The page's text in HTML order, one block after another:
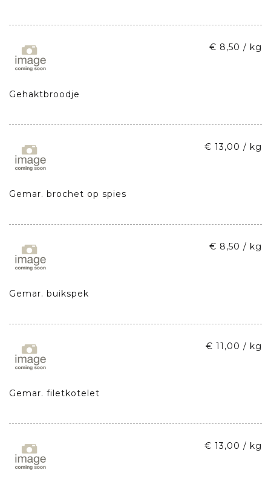
Gehaktbroodje
€ 8,50 / kg
Gemar. brochet op spies
€ 13,00 / kg
Gemar. buikspek
€ 8,50 / kg
Gemar. filetkotelet
€ 11,00 / kg
€ 13,00 / kg